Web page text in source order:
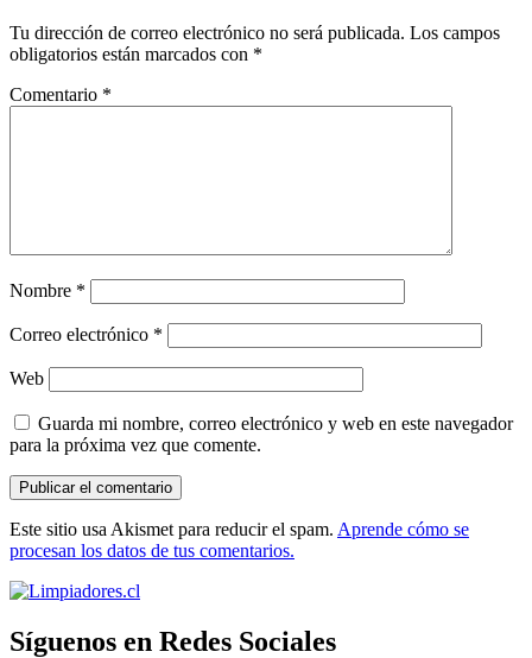
Tu dirección de correo electrónico no será publicada. Los campos
obligatorios están marcados con *
Comentario *
Nombre *
Correo electrónico *
Web
Guarda mi nombre, correo electrónico y web en este navegador
para la próxima vez que comente.
Este sitio usa Akismet para reducir el spam. Aprende cómo se
procesan los datos de tus comentarios.
Síguenos en Redes Sociales